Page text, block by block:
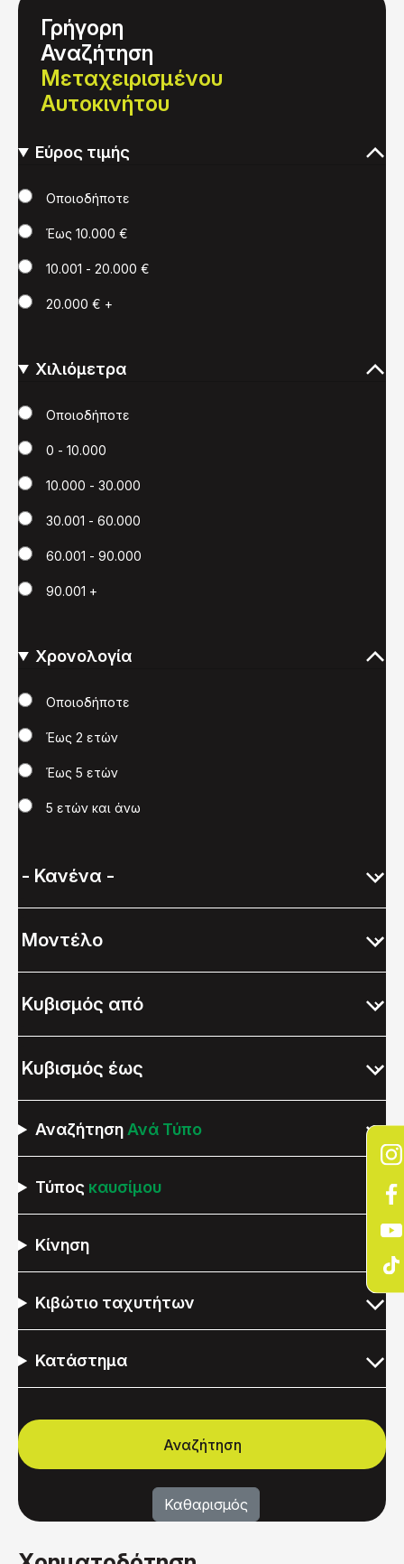
Γρήγορη
Αναζήτηση
Μεταχειρισμένου
Αυτοκινήτου
Εύρος τιμής
ΤιμήΟποιοδήποτε
Έως 10.000 €
10.001 - 20.000 €
20.000 € +
Χιλιόμετρα
Χιλιόμετρα
Οποιοδήποτε
0 - 10.000
10.000 - 30.000
30.001 - 60.000
60.001 - 90.000
90.001 +
Χρονολογία
Χρονολογία
Οποιοδήποτε
Έως 2 ετών
Έως 5 ετών
5 ετών και άνω
Αναζήτηση Ανά Τύπο
Τύπος καυσίμου
Κίνηση
Κιβώτιο ταχυτήτων
Κατάστημα